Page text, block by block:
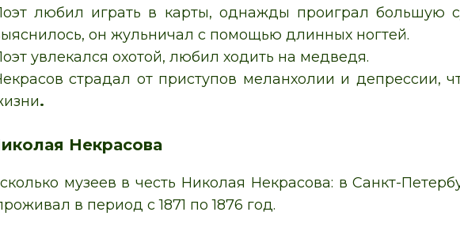
любил играть в карты, однажды проиграл большую
он жульничал с помощью длинных ногтей.
увлекался охотой, любил ходить на медведя.
страдал от приступов меланхолии и депрессии,
.
Некрасова
музеев в честь Николая Некрасова: в Санкт-
в период с 1871 по 1876 год.